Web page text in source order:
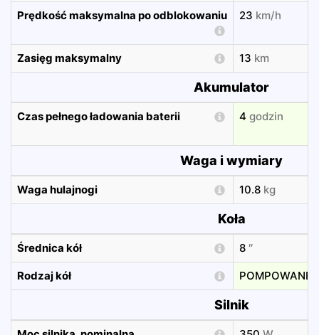
Prędkość maksymalna po odblokowaniu 23 km/h
Zasięg maksymalny 13 km
Akumulator
Czas pełnego ładowania baterii 4 godzin
Waga i wymiary
Waga hulajnogi 10.8 kg
Koła
Średnica kół 8 ″
Rodzaj kół POMPOWANE
Silnik